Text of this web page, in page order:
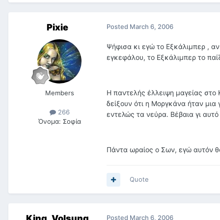
Pixie
Members
266
Όνομα: Σοφία
Posted March 6, 2006
Ψήφισα κι εγώ το Εξκάλιμπερ ,
εγκεφάλου, το Εξκάλιμπερ το
Η παντελής έλλειψη μαγείας
δείξουν ότι η Μοργκάνα ήταν
εντελώς τα νεύρα. Βέβαια γι αυτό
Πάντα ωραίος ο Σων, εγώ αυτόν
Quote
Posted March 6, 2006